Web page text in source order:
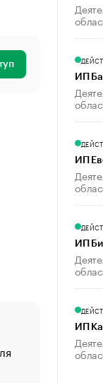
«От спорта
создавшей
ИП
ИП
ИП
ИП